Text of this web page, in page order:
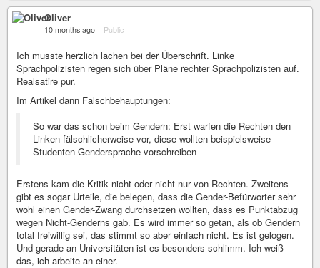
Oliver
10 months ago – Public
Ich musste herzlich lachen bei der Überschrift. Linke
Sprachpolizisten regen sich über Pläne rechter Sprachpolizisten auf.
Realsatire pur.
Im Artikel dann Falschbehauptungen:
So war das schon beim Gendern: Erst warfen die Rechten den
Linken fälschlicherweise vor, diese wollten beispielsweise
Studenten Gendersprache vorschreiben
Erstens kam die Kritik nicht oder nicht nur von Rechten. Zweitens
gibt es sogar Urteile, die belegen, dass die Gender-Befürworter sehr
wohl einen Gender-Zwang durchsetzen wollten, dass es Punktabzug
wegen Nicht-Genderns gab. Es wird immer so getan, als ob Gendern
total freiwillig sei, das stimmt so aber einfach nicht. Es ist gelogen.
Und gerade an Universitäten ist es besonders schlimm. Ich weiß
das, ich arbeite an einer.